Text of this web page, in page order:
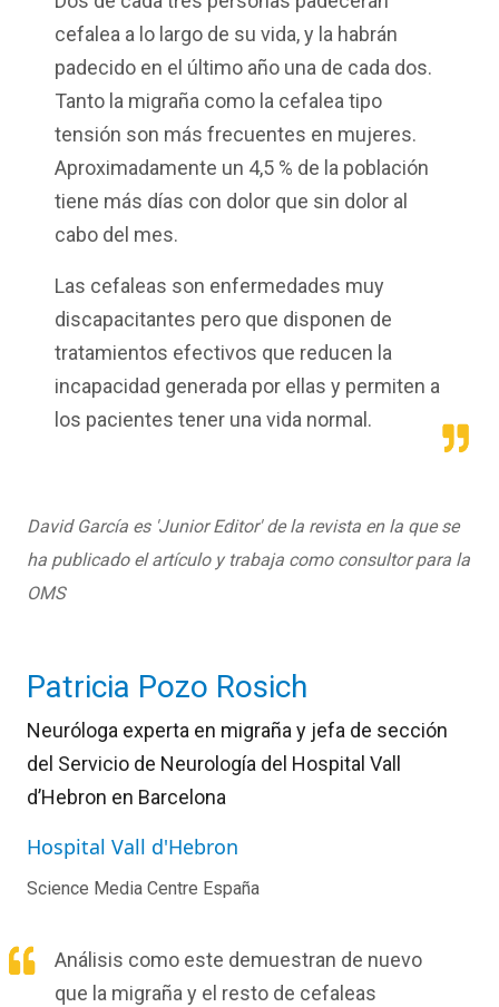
cefalea a lo largo de su vida, y la habrán
padecido en el último año una de cada dos.
Tanto la migraña como la cefalea tipo
tensión son más frecuentes en mujeres.
Aproximadamente un 4,5 % de la población
tiene más días con dolor que sin dolor al
cabo del mes.
Las cefaleas son enfermedades muy
discapacitantes pero que disponen de
tratamientos efectivos que reducen la
incapacidad generada por ellas y permiten a
los pacientes tener una vida normal.
David García es 'Junior Editor' de la revista en la que se
ha publicado el artículo y trabaja como consultor para la
OMS
Patricia Pozo Rosich
Neuróloga experta en migraña y jefa de sección
del Servicio de Neurología del Hospital Vall
d’Hebron en Barcelona
Hospital Vall d'Hebron
Science Media Centre España
Análisis como este demuestran de nuevo
que la migraña y el resto de cefaleas